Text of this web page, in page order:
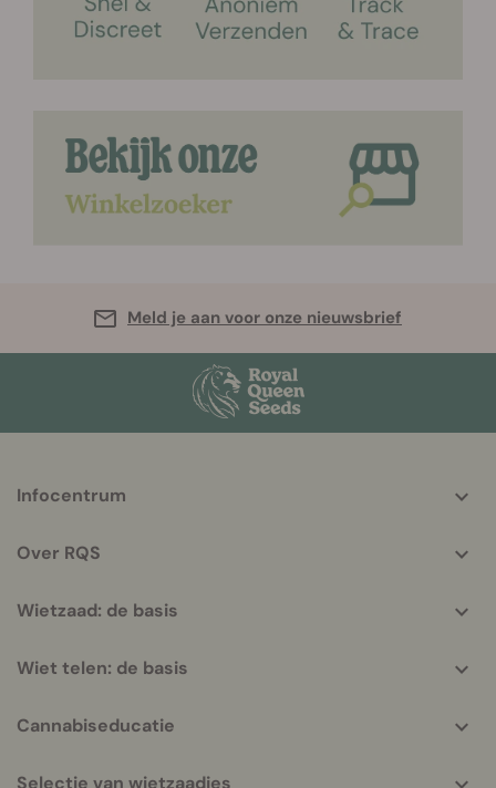
Meld je aan voor onze nieuwsbrief
helpful
Infocentrum
Over RQS
Wietzaad: de basis
Wiet telen: de basis
Cannabiseducatie